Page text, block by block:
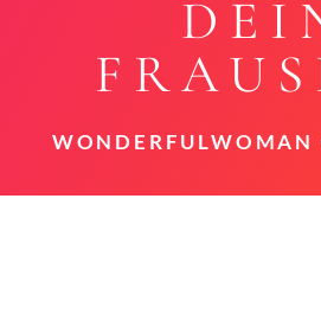
WONDERFULWOMAN